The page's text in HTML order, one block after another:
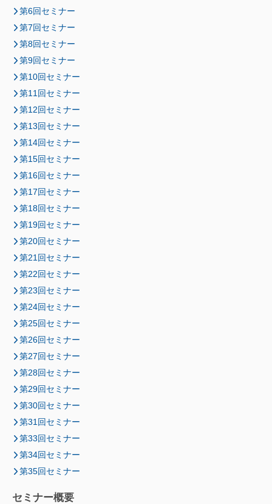
第6回セミナー
第7回セミナー
第8回セミナー
第9回セミナー
第10回セミナー
第11回セミナー
第12回セミナー
第13回セミナー
第14回セミナー
第15回セミナー
第16回セミナー
第17回セミナー
第18回セミナー
第19回セミナー
第20回セミナー
第21回セミナー
第22回セミナー
第23回セミナー
第24回セミナー
第25回セミナー
第26回セミナー
第27回セミナー
第28回セミナー
第29回セミナー
第30回セミナー
第31回セミナー
第33回セミナー
第34回セミナー
第35回セミナー
セミナー概要